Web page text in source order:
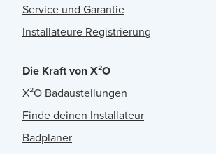
Service und Garantie
Installateure Registrierung
Die Kraft von X²O
X²O Badaustellungen
Finde deinen Installateur
Badplaner